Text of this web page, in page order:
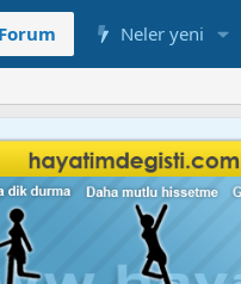
Forum Neler yeni